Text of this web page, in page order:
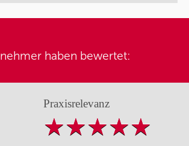
haben bewertet:
Praxisrelevanz